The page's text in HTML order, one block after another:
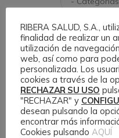
Etiqueta
RIBERA SALUD, S.A.,
finalidad de realizar un
utilización de
web, así como para
personalizada. Los
cookies a través de la
RECHAZAR SU USO
"RECHAZAR" y
desean pulsando la
encontrar más
Cookies pulsando AQUÍ